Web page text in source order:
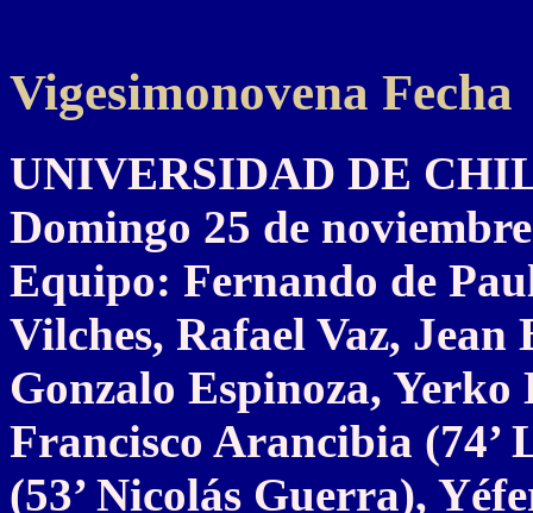
Vigesimonovena Fecha
UNIVERSIDAD DE
Domingo 25 de
Equipo: Fernando de
Vilches, Rafael Vaz,
Gonzalo Espinoza,
Francisco Arancibia (74’
(53’ Nicolás Guerra),